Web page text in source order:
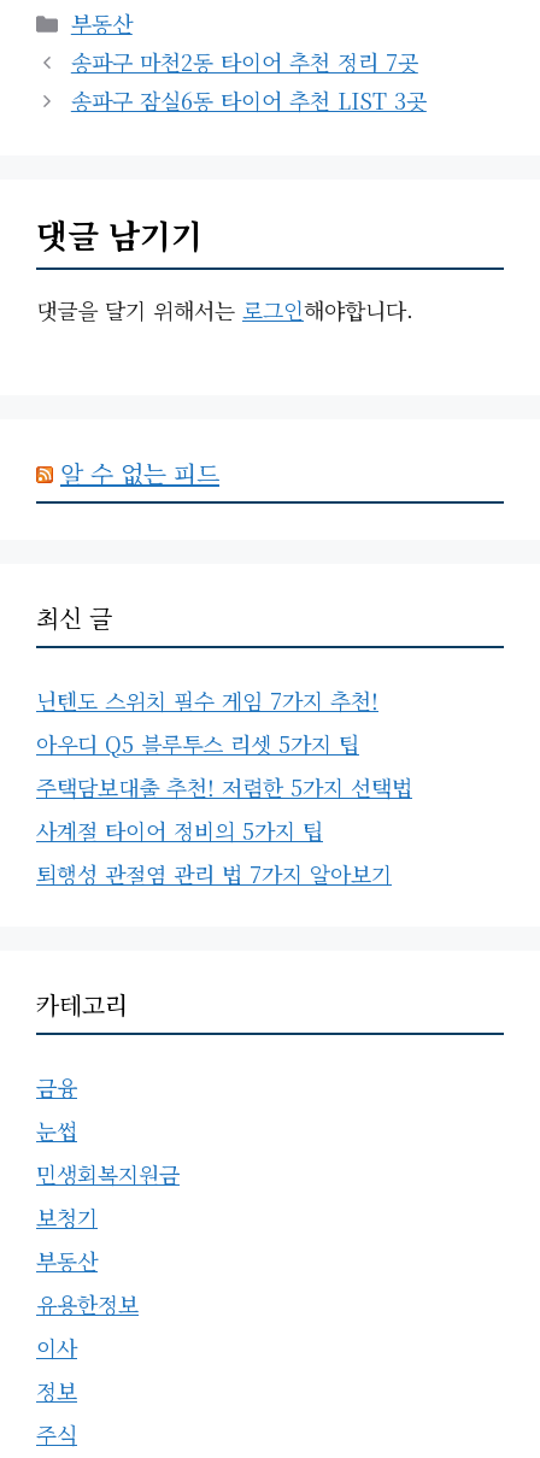
카
테
고
리
부동산
송파구 마천2동 타이어 추천 정리 7곳
송파구 잠실6동 타이어 추천 LIST 3곳
댓글 남기기
댓글을 달기 위해서는 로그인해야합니다.
알 수 없는 피드
최신 글
닌텐도 스위치 필수 게임 7가지 추천!
아우디 Q5 블루투스 리셋 5가지 팁
주택담보대출 추천! 저렴한 5가지 선택법
사계절 타이어 정비의 5가지 팁
퇴행성 관절염 관리 법 7가지 알아보기
카테고리
금융
눈썹
민생회복지원금
보청기
부동산
유용한정보
이사
정보
주식